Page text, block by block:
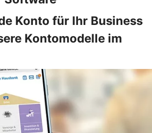
Konto für Ihr Business
Kontomodelle im